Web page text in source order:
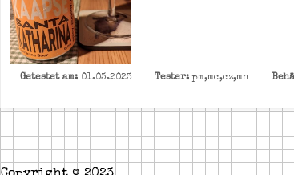
Getestet am: 01.03.2023 Tester: pm,mc,cz,mn